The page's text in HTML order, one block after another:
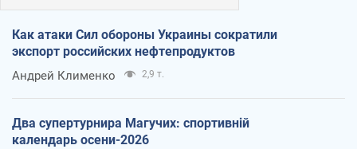
Как атаки Сил обороны Украины сократили
экспорт российских нефтепродуктов
Андрей Клименко 2,9 т.
Два супертурнира Магучих: спортивній
календарь осени-2026